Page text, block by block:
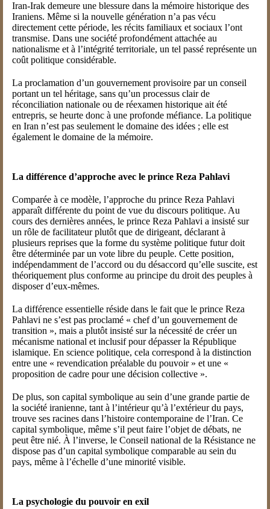
Iran-Irak demeure une blessure dans la mémoire historique des
Iraniens. Même si la nouvelle génération n’a pas vécu
directement cette période, les récits familiaux et sociaux l’ont
transmise. Dans une société profondément attachée au
nationalisme et à l’intégrité territoriale, un tel passé représente un
coût politique considérable.
La proclamation d’un gouvernement provisoire par un conseil
portant un tel héritage, sans qu’un processus clair de
réconciliation nationale ou de réexamen historique ait été
entrepris, se heurte donc à une profonde méfiance. La politique
en Iran n’est pas seulement le domaine des idées ; elle est
également le domaine de la mémoire.
La différence d’approche avec le prince Reza Pahlavi
Comparée à ce modèle, l’approche du prince Reza Pahlavi
apparaît différente du point de vue du discours politique. Au
cours des dernières années, le prince Reza Pahlavi a insisté sur
un rôle de facilitateur plutôt que de dirigeant, déclarant à
plusieurs reprises que la forme du système politique futur doit
être déterminée par un vote libre du peuple. Cette position,
indépendamment de l’accord ou du désaccord qu’elle suscite, est
théoriquement plus conforme au principe du droit des peuples à
disposer d’eux-mêmes.
La différence essentielle réside dans le fait que le prince Reza
Pahlavi ne s’est pas proclamé « chef d’un gouvernement de
transition », mais a plutôt insisté sur la nécessité de créer un
mécanisme national et inclusif pour dépasser la République
islamique. En science politique, cela correspond à la distinction
entre une « revendication préalable du pouvoir » et une «
proposition de cadre pour une décision collective ».
De plus, son capital symbolique au sein d’une grande partie de
la société iranienne, tant à l’intérieur qu’à l’extérieur du pays,
trouve ses racines dans l’histoire contemporaine de l’Iran. Ce
capital symbolique, même s’il peut faire l’objet de débats, ne
peut être nié. À l’inverse, le Conseil national de la Résistance ne
dispose pas d’un capital symbolique comparable au sein du
pays, même à l’échelle d’une minorité visible.
La psychologie du pouvoir en exil